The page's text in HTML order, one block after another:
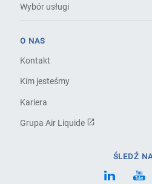
Wybór usługi
O NAS
Kontakt
Kim jesteśmy
Kariera
Grupa Air Liquide
ŚLEDŹ